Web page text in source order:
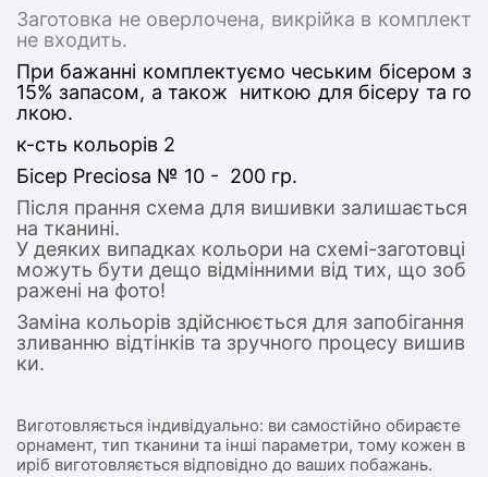
Заготовка не оверлочена, викрійка в комплект
не входить.
При бажанні комплектуємо чеським бісером з
15% запасом, а також ниткою для бісеру та го
лкою.
к-сть кольорів 2
Бісер Preciosa № 10 - 200 гр.
Після прання схема для вишивки залишається
на тканині.
У деяких випадках кольори на схемі-заготовці
можуть бути дещо відмінними від тих, що зоб
ражені на фото!
Заміна кольорів здійснюється для запобігання
зливанню відтінків та зручного процесу вишив
ки.
Виготовляється індивідуально: ви самостійно обираєте
орнамент, тип тканини та інші параметри, тому кожен в
иріб виготовляється відповідно до ваших побажань.